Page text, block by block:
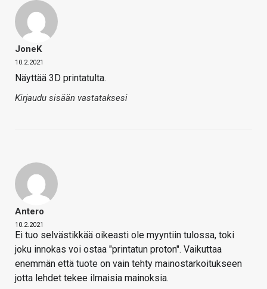
JoneK
10.2.2021
Näyttää 3D printatulta.
Kirjaudu sisään vastataksesi
Antero
10.2.2021
Ei tuo selvästikkää oikeasti ole myyntiin tulossa, toki
joku innokas voi ostaa "printatun proton". Vaikuttaa
enemmän että tuote on vain tehty mainostarkoitukseen
jotta lehdet tekee ilmaisia mainoksia.